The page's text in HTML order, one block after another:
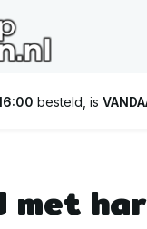
besteld, is